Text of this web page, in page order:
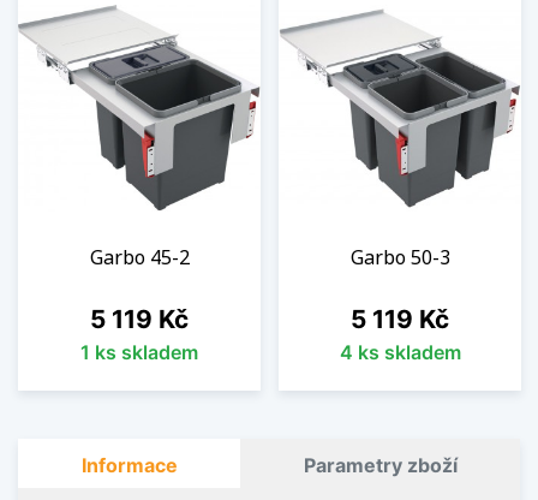
Garbo 45-2
Cena
5 119 Kč
1 ks skladem
Garbo 50-3
Cena
5 119 Kč
4 ks skladem
Informace Parametry zboží